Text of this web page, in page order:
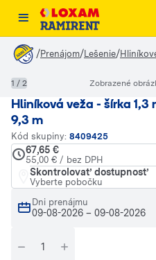
/Prenájom/Lešenie/
Hliníková veža - šírka
9,3 m
Kód skupiny: 8409425
67,65 €
55,00 € / bez DPH
Skontrolovať dostupnosť
Vyberte pobočku
Dni prenájmu
09-08-2026 – 09-08-2026
1 / 2 Zobrazené